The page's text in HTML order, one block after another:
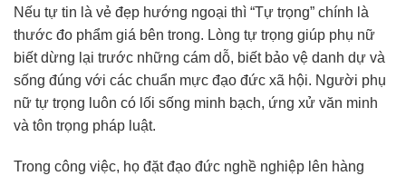
Nếu tự tin là vẻ đẹp hướng ngoại thì “Tự trọng” chính là
thước đo phẩm giá bên trong. Lòng tự trọng giúp phụ nữ
biết dừng lại trước những cám dỗ, biết bảo vệ danh dự và
sống đúng với các chuẩn mực đạo đức xã hội. Người phụ
nữ tự trọng luôn có lối sống minh bạch, ứng xử văn minh
và tôn trọng pháp luật.
Trong công việc, họ đặt đạo đức nghề nghiệp lên hàng